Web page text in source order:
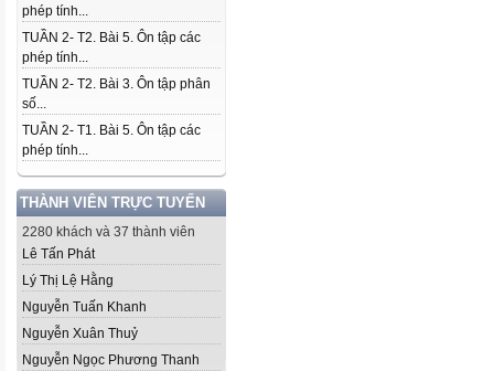
phép tính...
TUẦN 2- T2. Bài 5. Ôn tập các
phép tính...
TUẦN 2- T2. Bài 3. Ôn tập phân
số...
TUẦN 2- T1. Bài 5. Ôn tập các
phép tính...
THÀNH VIÊN TRỰC TUYẾN
2280 khách và 37 thành viên
Lê Tấn Phát
Lý Thị Lệ Hằng
Nguyễn Tuấn Khanh
Nguyễn Xuân Thuỷ
Nguyễn Ngọc Phương Thanh